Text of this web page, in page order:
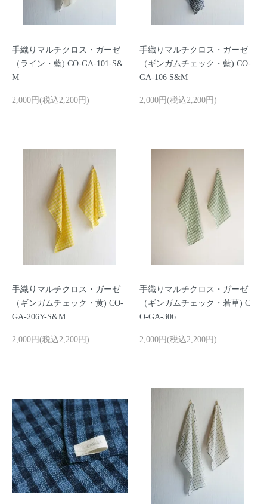
手織りマルチクロス・ガーゼ
（ライン・藍) CO-GA-101-S&
M
2,000円(税込2,200円)
手織りマルチクロス・ガーゼ
（ギンガムチェック・藍) CO-
GA-106 S&M
2,000円(税込2,200円)
手織りマルチクロス・ガーゼ
（ギンガムチェック・黄) CO-
GA-206Y-S&M
2,000円(税込2,200円)
手織りマルチクロス・ガーゼ
（ギンガムチェック・若草) C
O-GA-306
2,000円(税込2,200円)